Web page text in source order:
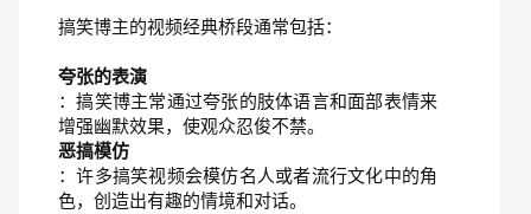
搞笑博主的视频经典桥段通常包括：
夸张的表演
：搞笑博主常通过夸张的肢体语言和面部表情来
增强幽默效果，使观众忍俊不禁。
恶搞模仿
：许多搞笑视频会模仿名人或者流行文化中的角
色，创造出有趣的情境和对话。